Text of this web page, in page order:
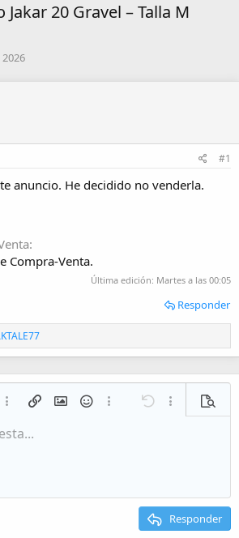
Jakar 20 Gravel – Talla M
#1
anuncio. He decidido no venderla.
Compra-Venta.
Última edición: Martes a las 00:05
Responder
Lista numerada
Lista desordenada
Más opciones…
Insertar enlace
Insertar imagen
EmoticonosMás opciones…
Deshacer
Más
Vista
Subrayado
2
horizontal line
SpoilerCódigo
BB
Guardar borrador
Responder